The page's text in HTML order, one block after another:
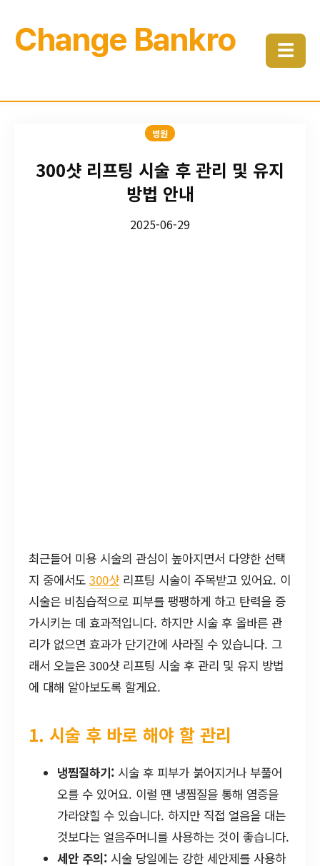
Change Bankro ☰
병원
300샷 리프팅 시술 후 관리 및 유지
방법 안내
2025-06-29
최근들어 미용 시술의 관심이 높아지면서 다양한 선택
지 중에서도 300샷 리프팅 시술이 주목받고 있어요. 이
시술은 비침습적으로 피부를 팽팽하게 하고 탄력을 증
가시키는 데 효과적입니다. 하지만 시술 후 올바른 관
리가 없으면 효과가 단기간에 사라질 수 있습니다. 그
래서 오늘은 300샷 리프팅 시술 후 관리 및 유지 방법
에 대해 알아보도록 할게요.
1. 시술 후 바로 해야 할 관리
냉찜질하기: 시술 후 피부가 붉어지거나 부풀어
오를 수 있어요. 이럴 땐 냉찜질을 통해 염증을
가라앉힐 수 있습니다. 하지만 직접 얼음을 대는
것보다는 얼음주머니를 사용하는 것이 좋습니다.
세안 주의: 시술 당일에는 강한 세안제를 사용하